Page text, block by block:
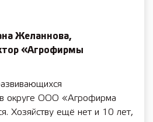
Желаннова,
«Агрофирмы
в округе ООО «Агрофирма
Хозяйству ещё нет и 10 лет,